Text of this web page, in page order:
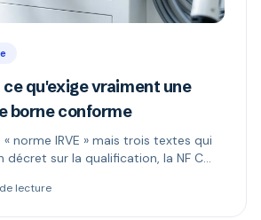
ce qu'exige vraiment une
borne conforme
norme IRVE » mais trois textes qui
décret sur la qualification, la NF C
obligatoire, et quand le
de lecture